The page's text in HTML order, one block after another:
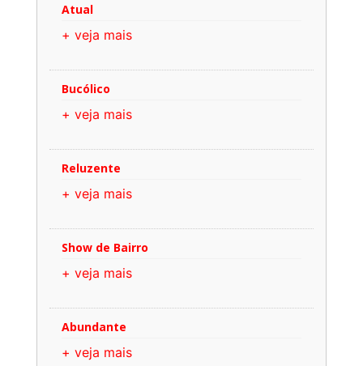
Atual
+ veja mais
Bucólico
+ veja mais
Reluzente
+ veja mais
Show de Bairro
+ veja mais
Abundante
+ veja mais